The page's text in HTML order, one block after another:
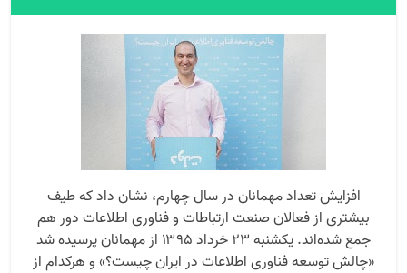
افزایش تعداد مهمانان در سال چهارم، نشان داد که طیف
بیشتری از فعالان صنعت ارتباطات و فناوری اطلاعات دور هم
جمع شده‌اند. یکشنبه ۲۳ خرداد ۱۳۹۵ از مهمانان پرسیده شد
«چالش توسعه فناوری اطلاعات در ایران چیست؟» و هرکدام از